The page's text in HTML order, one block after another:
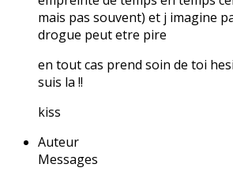
mais pas souvent) et j imagine
drogue peut etre pire
en tout cas prend soin de toi
suis la !!
kiss
Auteur
Messages